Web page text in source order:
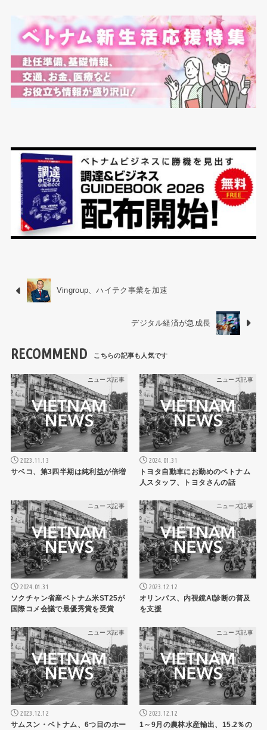
Vingroup、ハイテク事業を加速
デジタル経済が急成長
RECOMMEND
ニュース記事
2023.11.13
サベコ、第3四半期は純利益が倍増
ニュース記事
2024.01.31
トヨタ自動車にお勤めのベトナム
人スタッフ、トヨタさんの話
ニュース記事
2024.01.31
ソクチャン省産ベトナム米ST25が
国際コメ会議で最優秀賞を受賞
ニュース記事
2023.12.12
オリンパス、内視鏡AI診断の普及
を支援
ニュース記事
2023.12.12
サムスン・ベトナム、6つ目のホー
ニュース記事
2023.12.12
1～9月の農林水産輸出、15.2％の